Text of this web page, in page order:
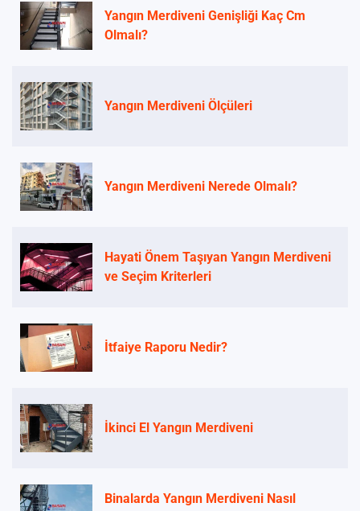
Yangın Merdiveni Genişliği Kaç Cm
Olmalı?
Yangın Merdiveni Ölçüleri
Yangın Merdiveni Nerede Olmalı?
Hayati Önem Taşıyan Yangın Merdiveni
ve Seçim Kriterleri
İtfaiye Raporu Nedir?
İkinci El Yangın Merdiveni
Binalarda Yangın Merdiveni Nasıl